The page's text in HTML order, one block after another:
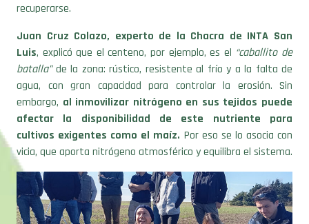
recuperarse.
Juan Cruz Colazo, experto de la Chacra de INTA San
Luis, explicó que el centeno, por ejemplo, es el “caballito de
batalla”de la zona: rústico, resistente al frío y a la falta de
agua, con gran capacidad para controlar la erosión. Sin
embargo, al inmovilizar nitrógeno en sus tejidos puede
afectar la disponibilidad de este nutriente para
cultivos exigentes como el maíz. Por eso se lo asocia con
vicia, que aporta nitrógeno atmosférico y equilibra el sistema.